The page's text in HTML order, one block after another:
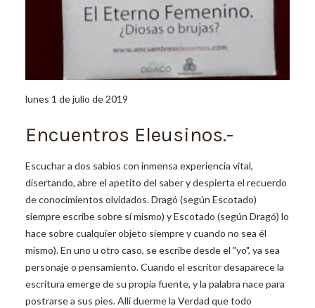
lunes 1 de julio de 2019
Encuentros Eleusinos.-
Escuchar a dos sabios con inmensa experiencia vital,
disertando, abre el apetito del saber y despierta el recuerdo
de conocimientos olvidados. Dragó (según Escotado)
siempre escribe sobre sí mismo) y Escotado (según Dragó) lo
hace sobre cualquier objeto siempre y cuando no sea él
mismo). En uno u otro caso, se escribe desde el "yo", ya sea
personaje o pensamiento. Cuando el escritor desaparece la
escritura emerge de su propia fuente, y la palabra nace para
postrarse a sus pies. Allí duerme la Verdad que todo